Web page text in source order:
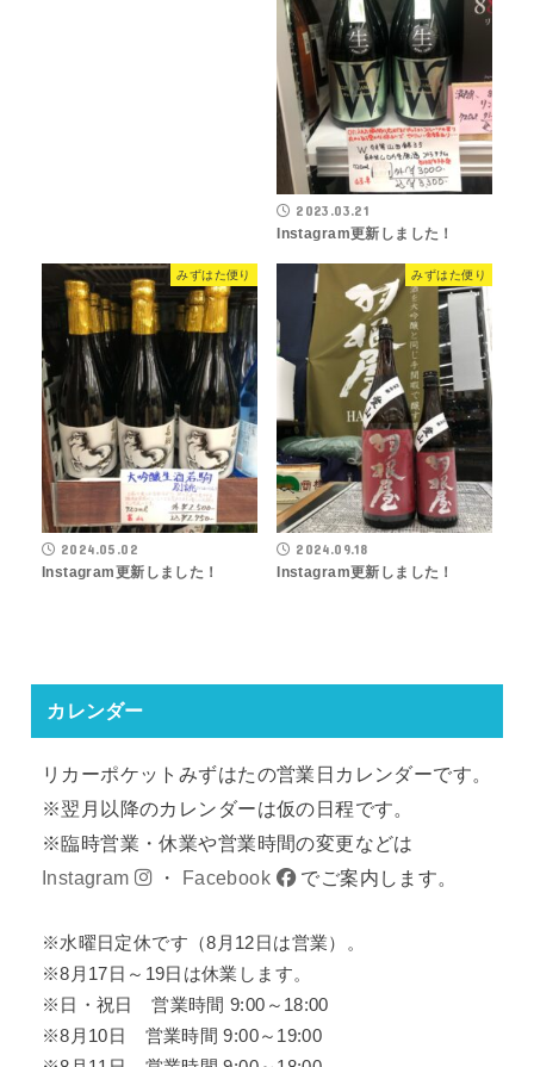
2023.03.21
Instagram更新しました！
みずはた便り
2024.05.02
Instagram更新しました！
みずはた便り
2024.09.18
Instagram更新しました！
カレンダー
リカーポケットみずはたの営業日カレンダーです。
※翌月以降のカレンダーは仮の日程です。
※臨時営業・休業や営業時間の変更などは
Instagram
・ Facebook でご案内します。
※水曜日定休です（8月12日は営業）。
※8月17日～19日は休業します。
※日・祝日 営業時間 9:00～18:00
※8月10日 営業時間 9:00～19:00